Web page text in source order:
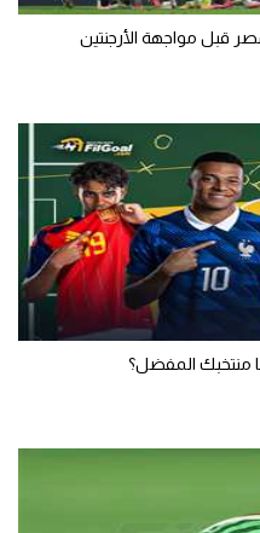
مصر قبل مواجهة الأرجنتين